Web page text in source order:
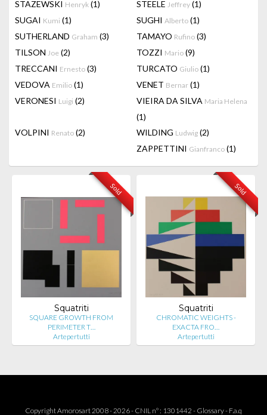
STAZEWSKI Henryk (1) STEELE Jeffrey (1)
SUGAI Kumi (1) SUGHI Alberto (1)
SUTHERLAND Graham (3) TAMAYO Rufino (3)
TILSON Joe (2) TOZZI Mario (9)
TRECCANI Ernesto (3) TURCATO Giulio (1)
VEDOVA Emilio (1) VENET Bernar (1)
VERONESI Luigi (2) VIEIRA DA SILVA Maria Helena
(1)
VOLPINI Renato (2) WILDING Ludwig (2)
ZAPPETTINI Gianfranco (1)
Sold
Squatriti
SQUARE GROWTH FROM
PERIMETER T…
Artepertutti
Sold
Squatriti
CHROMATIC WEIGHTS -
EXACTA FRO…
Artepertutti
Copyright Amorosart 2008 - 2026 - CNIL n° : 1301442 - Glossary- F.a.q